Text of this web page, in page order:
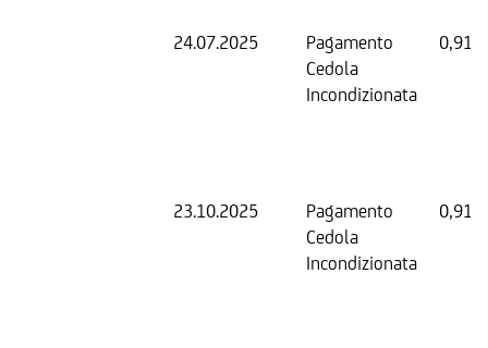
24.07.2025
Pagamento
Cedola
Incondizionata
0,91
23.10.2025
Pagamento
Cedola
Incondizionata
0,91